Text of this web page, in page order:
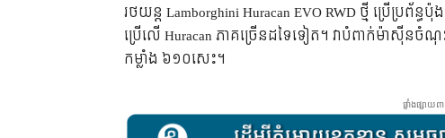
រថយន្ត Lamborghini Huracan EVO RWD ថ្មី ប្រើប្
ប្រើលើ Huracan ភាគច្រើនដទៃទៀត។ វាបំពាក់ម៉ាស៊ីន
កម្លាំង ៦១០សេះ។
ផ្ទាំងផ្សាយព